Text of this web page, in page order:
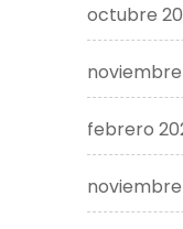
octubre
febrero